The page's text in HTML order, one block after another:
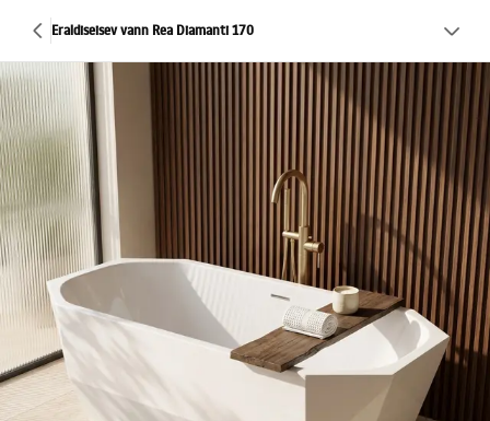
Eraldiseisev vann Rea Diamanti 170